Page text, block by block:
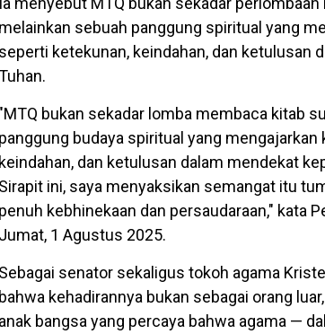
melainkan sebuah panggung spiritual yang
seperti ketekunan, keindahan, dan ketulusan
"MTQ bukan sekadar lomba membaca kitab
panggung budaya spiritual yang mengajarkan
keindahan, dan ketulusan dalam mendekat
Sirapit ini, saya menyaksikan semangat itu
penuh kebhinekaan dan persaudaraan," kata
Jumat, 1 Agustus 2025.
Sebagai senator sekaligus tokoh agama
bahwa kehadirannya bukan sebagai orang
anak bangsa yang percaya bahwa agama —